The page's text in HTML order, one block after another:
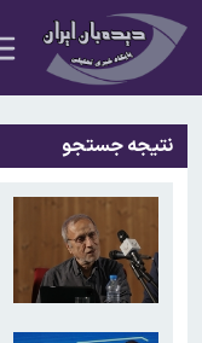
نتیجه جستجو